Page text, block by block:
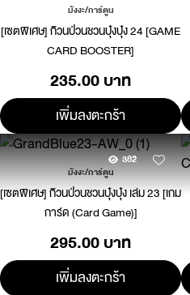
มังงะ/การ์ตูน
[เซตพิเศษ] ก๊วนป่วนชวนบุ๋งบุ๋ง 24 [GAME
CARD BOOSTER]
235.00 บาท
เพิ่มลงตะกร้า
382
มังงะ/การ์ตูน
[เซตพิเศษ] ก๊วนป่วนชวนบุ๋งบุ๋ง เล่ม 23 [เกม
การ์ด (Card Game)]
295.00 บาท
เพิ่มลงตะกร้า